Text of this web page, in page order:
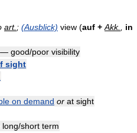
art. ; (Ausblick) view (auf + Akk.
in
good/poor visibility
sight
on demand or at sight
short term